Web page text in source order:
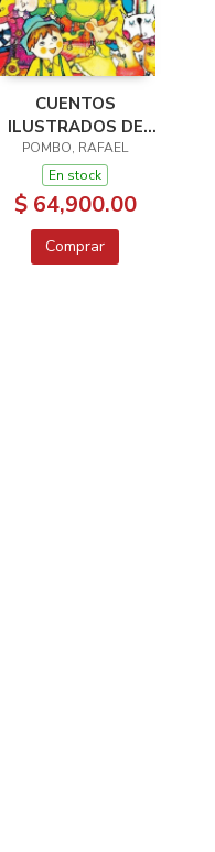
CUENTOS
ILUSTRADOS DE
RAFAEL POMBO
POMBO, RAFAEL
En stock
$ 64,900.00
Comprar